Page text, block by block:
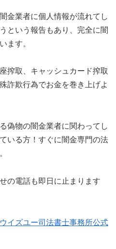
金業者に個人情報が流れてし
という報告もあり、完全に闇
ます。
搾取、キャッシュカード搾取
詐欺行為でお金を巻き上げよ
偽物の闇金業者に関わってし
いる方！すぐに闇金専門の法
の電話も即日に止まります
イズユー司法書士事務所公式